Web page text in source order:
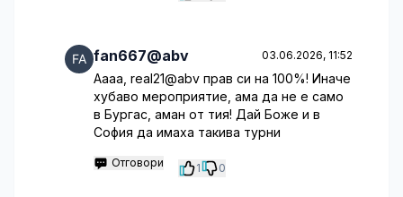
fan667@abv 03.06.2026, 11:52
Аааа, real21@abv прав си на 100%! Иначе
хубаво мероприятие, ама да не е само
в Бургас, аман от тия! Дай Боже и в
София да имаха такива турни
Отговори 1 0